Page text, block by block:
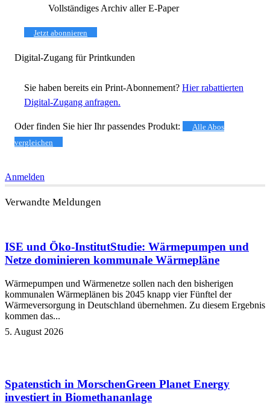
Vollständiges Archiv aller E-Paper
Jetzt abonnieren
Digital-Zugang für Printkunden
Sie haben bereits ein Print-Abonnement? Hier rabattierten
Digital-Zugang anfragen.
Oder finden Sie hier Ihr passendes Produkt:
Alle Abos
vergleichen
Anmelden
Verwandte Meldungen
ISE und Öko-InstitutStudie: Wärmepumpen und
Netze dominieren kommunale Wärmepläne
Wärmepumpen und Wärmenetze sollen nach den bisherigen
kommunalen Wärmeplänen bis 2045 knapp vier Fünftel der
Wärmeversorgung in Deutschland übernehmen. Zu diesem Ergebnis
kommen das...
5. August 2026
Spatenstich in MorschenGreen Planet Energy
investiert in Biomethananlage